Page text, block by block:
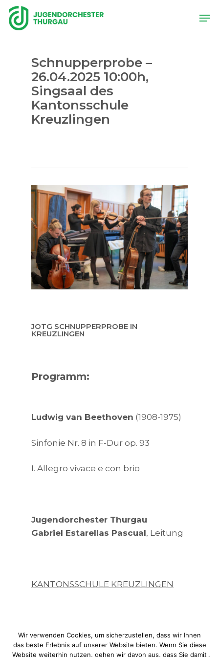
Skip
main
Schnupperprobe –
26.04.2025 10:00h,
Singsaal des
Kantonsschule
Kreuzlingen
JOTG SCHNUPPERPROBE IN
KREUZLINGEN
Programm:
Ludwig van Beethoven (1908-1975)
Sinfonie Nr. 8 in F-Dur op. 93
I. Allegro vivace e con brio
Jugendorchester Thurgau
Gabriel Estarellas Pascual, Leitung
KANTONSSCHULE KREUZLINGEN
Wir verwenden Cookies, um sicherzustellen, dass wir Ihnen
das beste Erlebnis auf unserer Website bieten. Wenn Sie diese
Website weiterhin nutzen, gehen wir davon aus, dass Sie damit